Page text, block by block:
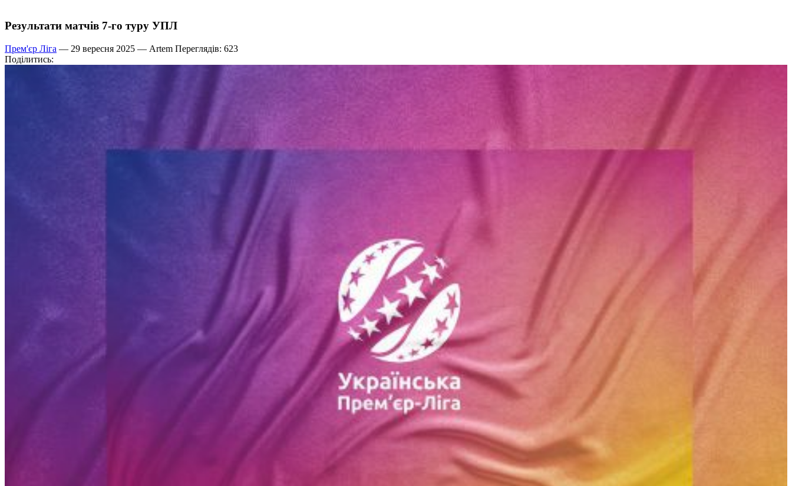
Результати матчів 7-го туру УПЛ
Прем'єр Ліга — 29 вересня 2025 — Artem Переглядів: 623
Поділитись: